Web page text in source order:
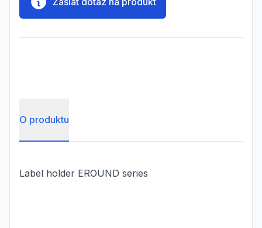
O produktu
Label holder EROUND series